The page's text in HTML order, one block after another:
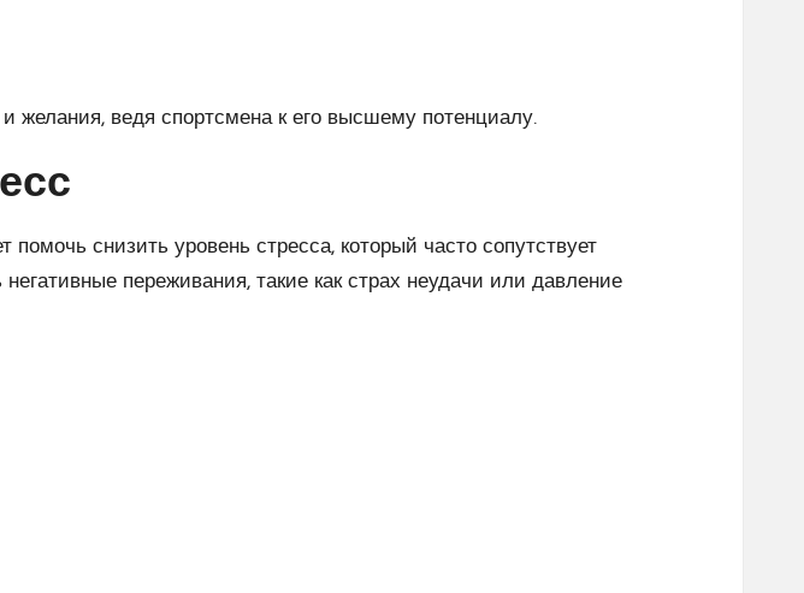
желания, ведя спортсмена к его высшему потенциалу.
снизить уровень стресса, который часто сопутствует
переживания, такие как страх неудачи или давление